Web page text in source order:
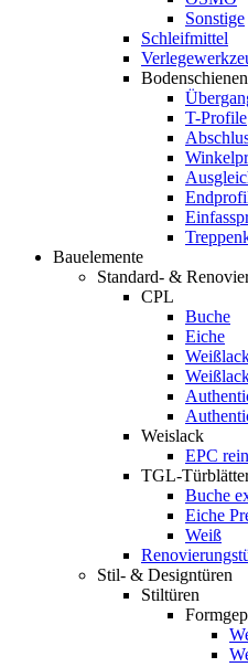
Sonstige
Schleifmittel
Bodenschienen
T-Profile
Bauelemente
Standard- &
CPL
Buche
Eiche
Weislack
EPC
TGL-
Buche
Eiche
Weiß
Stil- & Designtüren
Stiltüren